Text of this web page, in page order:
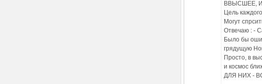
ВВЫСШЕЕ,
Цель
Могут
Отвечаю : -
Было бы
грядущую
Просто, в
и космос
ДЛЯ НИХ -